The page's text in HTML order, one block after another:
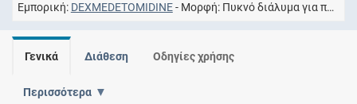
Εμπορική DEXMEDETOMIDINE Μορφή Πυκνό διάλυμα για παρασκευή διαλύματος προς έγχυση
Γενικά Διάθεση Οδηγίες χρήσης
Περισσότερα